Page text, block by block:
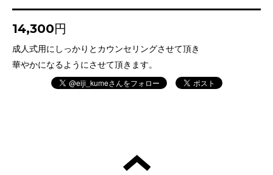
14,300円
成人式用にしっかりとカウンセリングさせて頂き
華やかになるようにさせて頂きます。